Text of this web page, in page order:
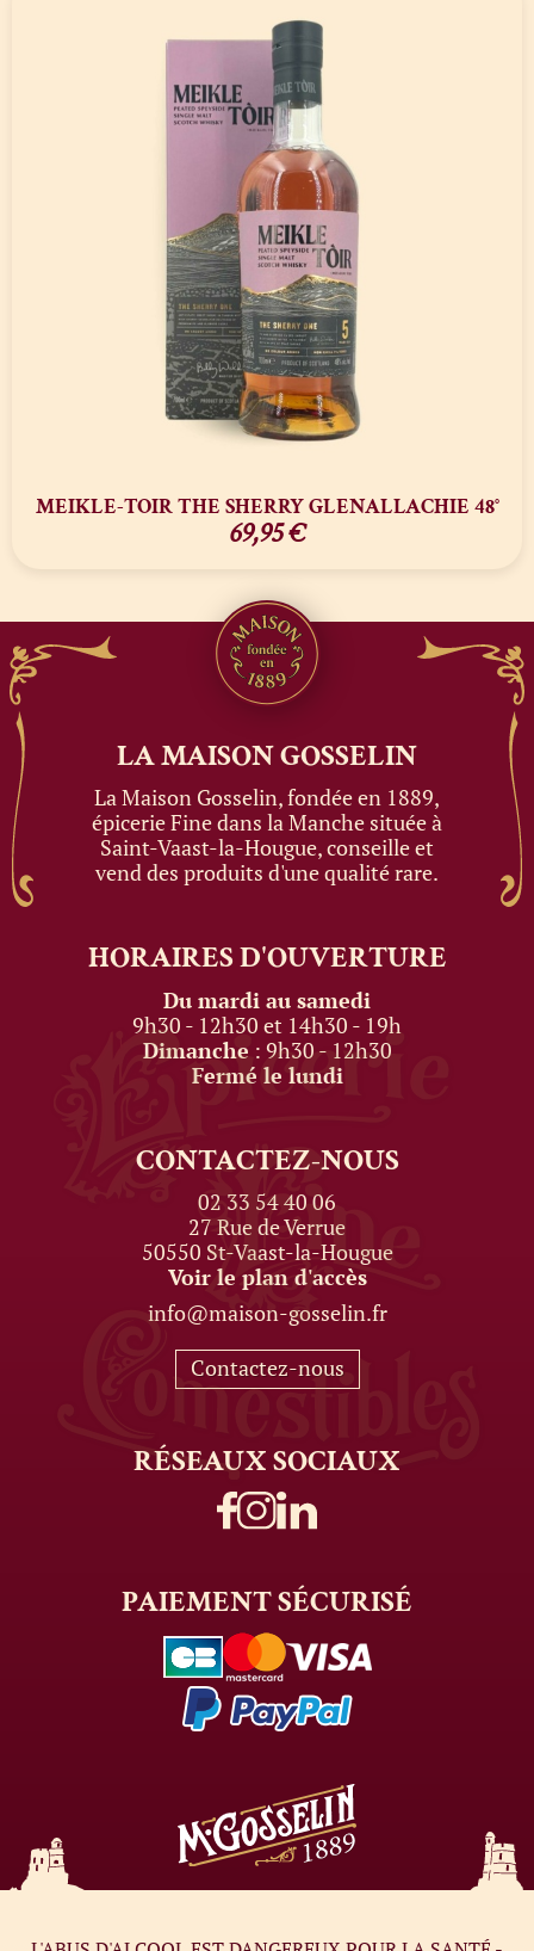
MEIKLE-TOIR THE SHERRY GLENALLACHIE 48°
69,95€
LA MAISONGOSSELIN
La Maison Gosselin, fondée en 1889,
épicerie Fine dans la Manche située à
Saint-Vaast-la-Hougue, conseille et
vend des produits d'une qualité rare.
HORAIRESD'OUVERTURE
Du mardi au samedi
9h30 - 12h30 et 14h30 - 19h
Dimanche : 9h30 - 12h30
Fermé le lundi
CONTACTEZ-NOUS
02 33 54 40 06
27 Rue de Verrue
50550 St-Vaast-la-Hougue
Voir le plan d'accès
info@maison-gosselin.fr
Contactez-nous
RÉSEAUXSOCIAUX
PAIEMENTSÉCURISÉ